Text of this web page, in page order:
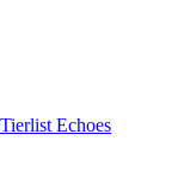
Tierlist Echoes